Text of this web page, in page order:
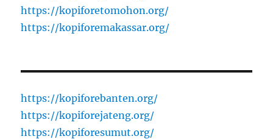
https://kopiforetomohon.org/
https://kopiforemakassar.org/
https://kopiforebanten.org/
https://kopiforejateng.org/
https://kopiforesumut.org/